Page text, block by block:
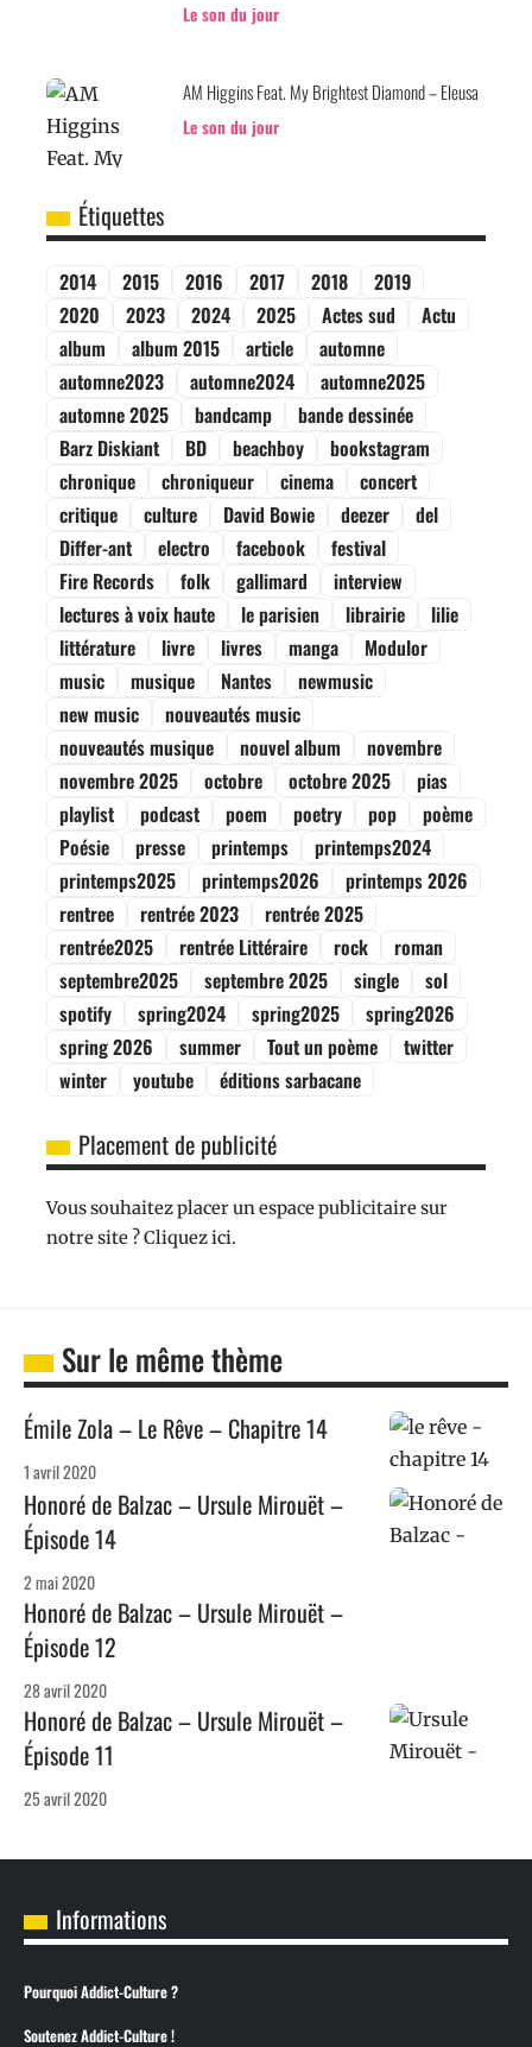
Le son du jour
AM Higgins Feat. My Brightest Diamond – Eleusa
Le son du jour
Étiquettes
2014 2015 2016 2017 2018
2019
2020
2023 2024 2025 Actes sud
Actu
album
album 2015 article
automne
automne2023
automne2024
automne2025
automne 2025
bandcamp
bande dessinée
Barz Diskiant
BD beachboy
bookstagram
chronique
chroniqueur cinema
concert
critique
culture David Bowie deezer
del
Differ-ant
electro facebook
festival
Fire Records
folk gallimard
interview
lectures à voix haute
le parisien librairie
lilie
littérature
livre livres manga
Modulor
music
musique Nantes
newmusic
new music
nouveautés music
nouveautés musique
nouvel album
novembre
novembre 2025
octobre octobre 2025
pias
playlist
podcast poem poetry pop
poème
Poésie
presse printemps
printemps2024
printemps2025
printemps2026
printemps 2026
rentree
rentrée 2023
rentrée 2025
rentrée2025
rentrée Littéraire rock
roman
septembre2025
septembre 2025 single
sol
spotify
spring2024 spring2025
spring2026
spring 2026
summer Tout un poème
twitter
winter
youtube éditions sarbacane
Placement de publicité
Vous souhaitez placer un espace publicitaire sur
notre site ? Cliquez ici.
Sur le même thème
Émile Zola – Le Rêve – Chapitre 14
1 avril 2020
Honoré de Balzac – Ursule Mirouët –
Épisode 14
2 mai 2020
Honoré de Balzac – Ursule Mirouët –
Épisode 12
28 avril 2020
Honoré de Balzac – Ursule Mirouët –
Épisode 11
25 avril 2020
Informations
Pourquoi Addict-Culture ?
Soutenez Addict-Culture !